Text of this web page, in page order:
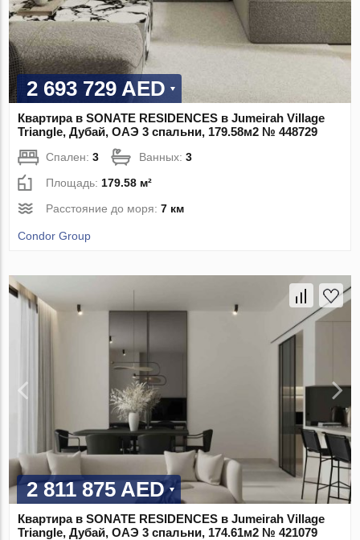
2 693 729 AED
Квартира в SONATE RESIDENCES в Jumeirah Village
Triangle, Дубай, ОАЭ 3 спальни, 179.58м2 № 448729
Спален:3 Ванных:3
Площадь: 179.58 м²
Расстояние до моря:7 км
Condor Group
2 811 875 AED
Квартира в SONATE RESIDENCES в Jumeirah Village
Triangle, Дубай, ОАЭ 3 спальни, 174.61м2 № 421079